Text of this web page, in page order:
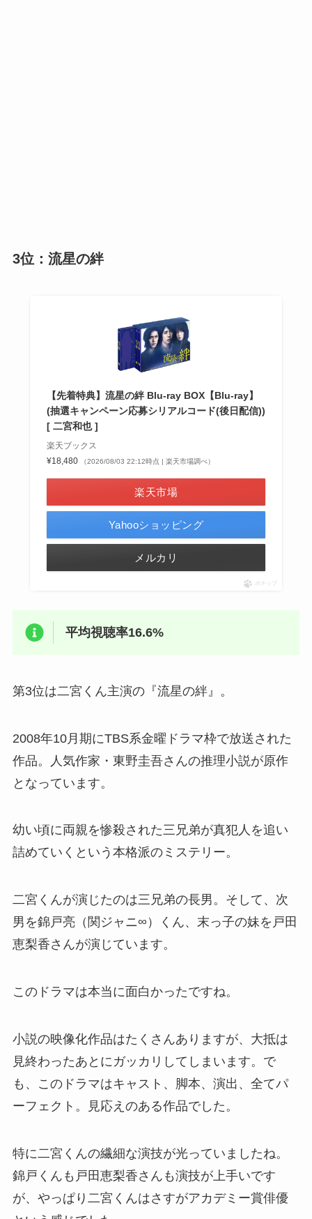
3位：流星の絆
【先着特典】流星の絆 Blu-ray BOX【Blu-ray】
(抽選キャンペーン応募シリアルコード(後日配信))
[ 二宮和也 ]
楽天ブックス
¥18,480
（2026/08/03 22:12時点 | 楽天市場調べ）
楽天市場
Yahooショッピング
メルカリ
ポチップ
平均視聴率16.6%
第3位は二宮くん主演の『流星の絆』。
2008年10月期にTBS系金曜ドラマ枠で放送された
作品。人気作家・東野圭吾さんの推理小説が原作
となっています。
幼い頃に両親を惨殺された三兄弟が真犯人を追い
詰めていくという本格派のミステリー。
二宮くんが演じたのは三兄弟の長男。そして、次
男を錦戸亮（関ジャニ∞）くん、末っ子の妹を戸田
恵梨香さんが演じています。
このドラマは本当に面白かったですね。
小説の映像化作品はたくさんありますが、大抵は
見終わったあとにガッカリしてしまいます。で
も、このドラマはキャスト、脚本、演出、全てパ
ーフェクト。見応えのある作品でした。
特に二宮くんの繊細な演技が光っていましたね。
錦戸くんも戸田恵梨香さんも演技が上手いです
が、やっぱり二宮くんはさすがアカデミー賞俳優